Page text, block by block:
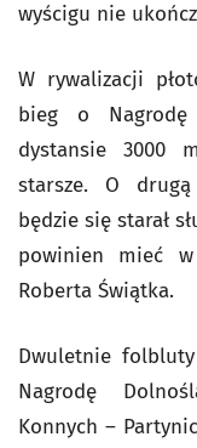
wyścigu nie
W rywalizacji
bieg o
dystansie 3000
starsze. O
będzie się starał
powinien mieć
Roberta Świątka.
Dwuletnie
Nagrodę
Konnych –